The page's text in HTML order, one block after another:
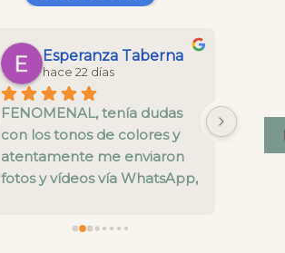
Esperanza Taberna
hace 22 días
FENOMENAL, tenía dudas
con los tonos de colores y
atentamente me enviaron
fotos y vídeos vía WhatsApp,
calidad muy buena
La
está
pre